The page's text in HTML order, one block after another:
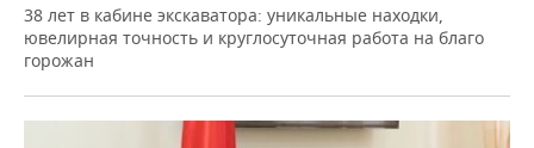
38 лет в кабине экскаватора: уникальные находки,
ювелирная точность и круглосуточная работа на благо
горожан